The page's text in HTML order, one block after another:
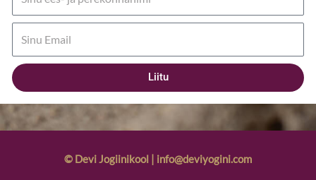
Liitu
© Devi Jogiinikool | info@deviyogini.com